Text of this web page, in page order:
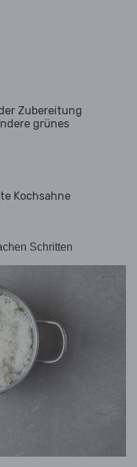
Zubereitung
grünes
Kochsahne
Schritten